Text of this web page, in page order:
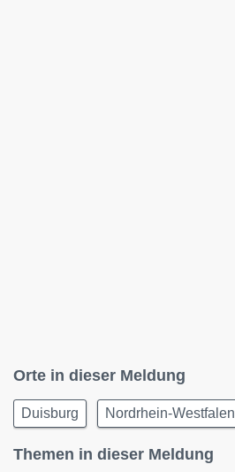
Orte in dieser Meldung
Duisburg Nordrhein-Westfalen
Themen in dieser Meldung